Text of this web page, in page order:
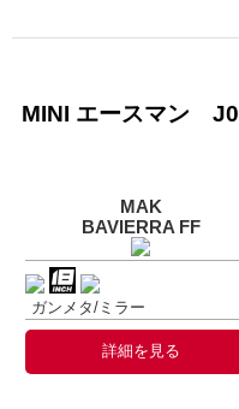
MINI エースマン
MAK
BAVIERRA FF
ガンメタ/ミラー
詳細を見る